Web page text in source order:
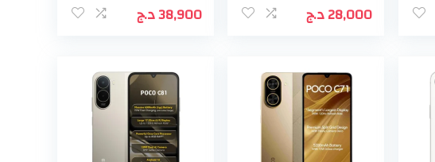
38,900د.ج 28,000د.ج